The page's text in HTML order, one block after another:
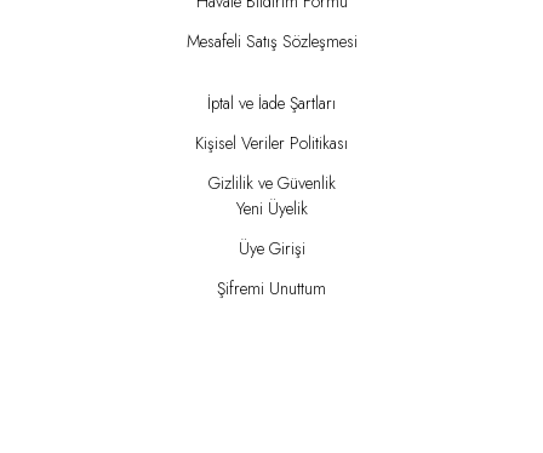
Mesafeli Satış Sözleşmesi
İptal ve İade Şartları
Kişisel Veriler Politikası
Gizlilik ve Güvenlik
Yeni Üyelik
Üye Girişi
Şifremi Unuttum